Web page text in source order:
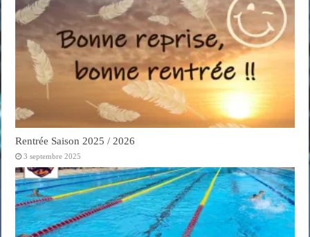
Rentrée Saison 2025 / 2026
3 septembre 2025